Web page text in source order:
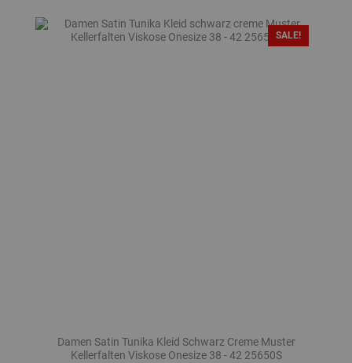
Damen Satin Tunika Kleid Schwarz Creme Muster
Kellerfalten Viskose Onesize 38 - 42 25650S
SALE!